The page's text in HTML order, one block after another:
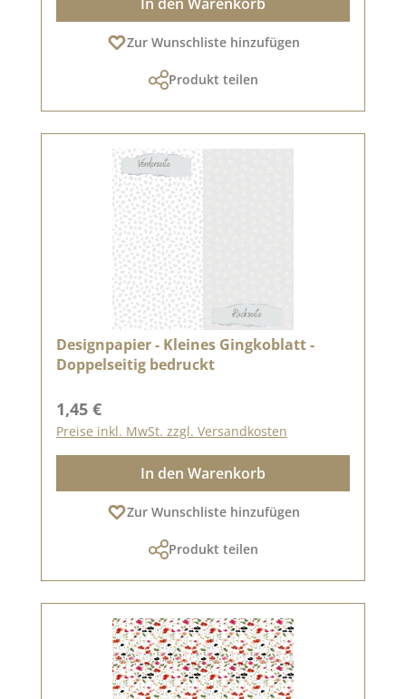
Zur Wunschliste hinzufügen
Produkt teilen
Designpapier - Kleines Gingkoblatt -
Doppelseitig bedruckt
Regulärer Preis:
1,45 €
Preise inkl. MwSt. zzgl. Versandkosten
In den Warenkorb
Zur Wunschliste hinzufügen
Produkt teilen